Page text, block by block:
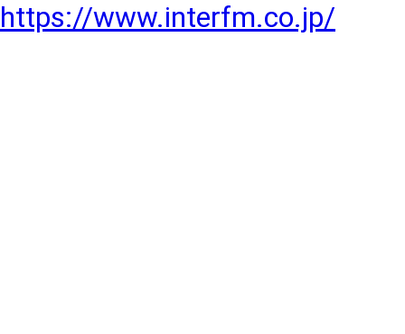
https://www.interfm.co.jp/